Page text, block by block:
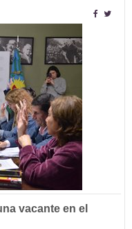
vacante en el